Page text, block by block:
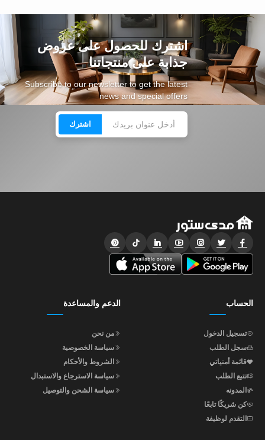
اشترك للحصول على عروض
جذابة على منتجاتنا
Subscribe to our newsletter to get the latest
news and special offers
اشترك
الحساب
تسجيل الدخول
سجل الطلب
قائمة أمنياتي
تتبع الطلب
المدونه
كن شريكًا تابعًا
التقدم لوظيفة
الدعم والمساعدة
من نحن
سياسة الخصوصية
الشروط والأحكام
سياسة الاسترجاع والاستبدال
سياسة الشحن والتوصيل